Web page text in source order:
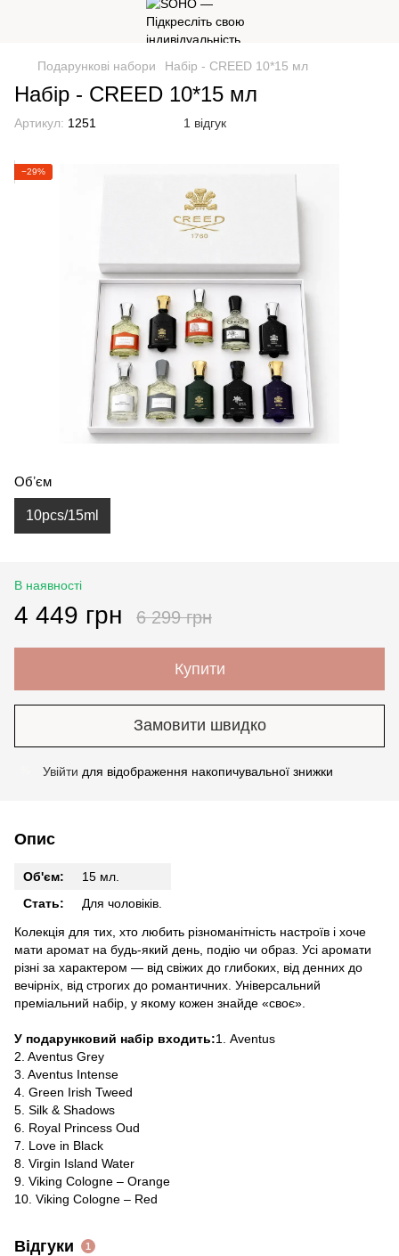
Подарункові набори Набір - CREED 10*15 мл
Набір - CREED 10*15 мл
Артикул: 1251 1 відгук
−29%
Обʼєм
10pcs/15ml
В наявності
4 449 грн 6 299 грн
Купити
Замовити швидко
Увійти для відображення накопичувальної знижки
Опис
Об'єм:
15 мл.
Стать:
Для чоловіків.
Колекція для тих, хто любить різноманітність настроїв і хоче
мати аромат на будь-який день, подію чи образ. Усі аромати
різні за характером — від свіжих до глибоких, від денних до
вечірніх, від строгих до романтичних. Універсальний
преміальний набір, у якому кожен знайде «своє».
У подарунковий набір входить:1. Aventus
2. Aventus Grey
3. Aventus Intense
4. Green Irish Tweed
5. Silk & Shadows
6. Royal Princess Oud
7. Love in Black
8. Virgin Island Water
9. Viking Cologne – Orange
10. Viking Cologne – Red
Відгуки 1